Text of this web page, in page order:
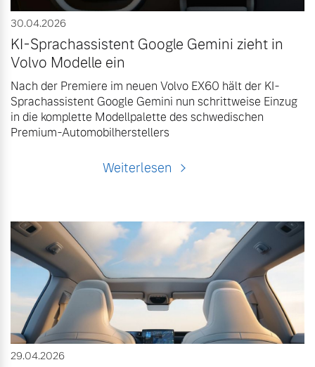
30.04.2026
KI-Sprachassistent Google Gemini zieht in
Volvo Modelle ein
Nach der Premiere im neuen Volvo EX60 hält der KI-
Sprachassistent Google Gemini nun schrittweise Einzug
in die komplette Modellpalette des schwedischen
Premium-Automobilherstellers
Weiterlesen
29.04.2026